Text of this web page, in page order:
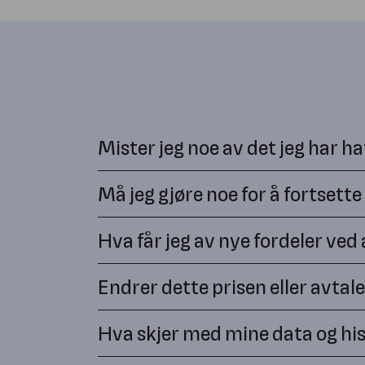
Mister jeg noe av det jeg har
mulighet til å koble på flere nyttige verktøy i
Må jeg gjøre noe for å
tydelig beskjed.
Hva får jeg av nye fordeler
prosjekter, føre timer, håndtere
Endrer dette prisen eller
uforutsette endringer.
Hva skjer med mine data og